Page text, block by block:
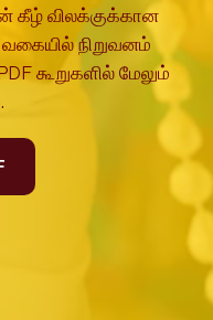
இன் கீழ் விலக்குக்கான
நிறுவனம்
கூறுகளில் மேலும்